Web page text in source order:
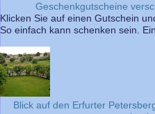
Geschenkgutscheine
Klicken Sie auf einen Gutschein
So einfach kann schenken sein.
Blick auf den Erfurter